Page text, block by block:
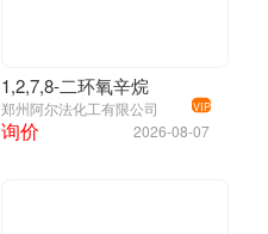
1,2,7,8-二环氧辛烷
郑州阿尔法化工有限公司 VIP
2026-08-07
询价